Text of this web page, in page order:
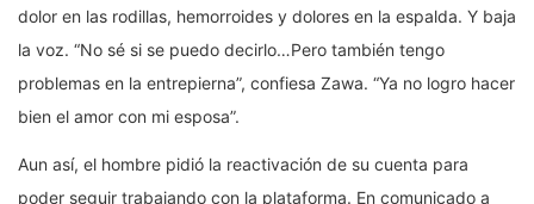
dolor en las rodillas, hemorroides y dolores en la espalda. Y baja
la voz. “No sé si se puedo decirlo…Pero también tengo
problemas en la entrepierna”, confiesa Zawa. “Ya no logro hacer
bien el amor con mi esposa”.
Aun así, el hombre pidió la reactivación de su cuenta para
poder seguir trabajando con la plataforma. En comunicado a